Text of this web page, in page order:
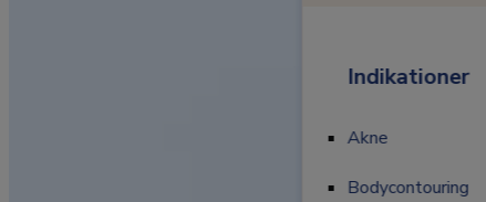
Indikationer
Akne
Bodycontouring
Akne